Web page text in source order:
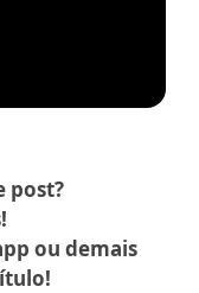
post?
ou demais